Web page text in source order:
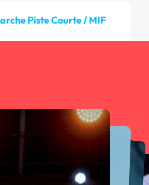
Piste Courte / MIF